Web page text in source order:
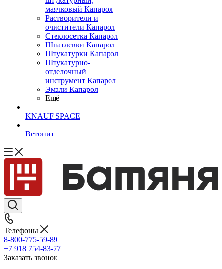
маячковый Капарол
Растворители и
очистители Капарол
Cтеклосетка Капарол
Шпатлевки Капарол
Штукатурки Капарол
Штукатурно-
отделочный
инструмент Капарол
Эмали Капарол
Ещё
KNAUF SPACE
Ветонит
Телефоны
8-800-775-59-89
+7 918 754-83-77
Заказать звонок